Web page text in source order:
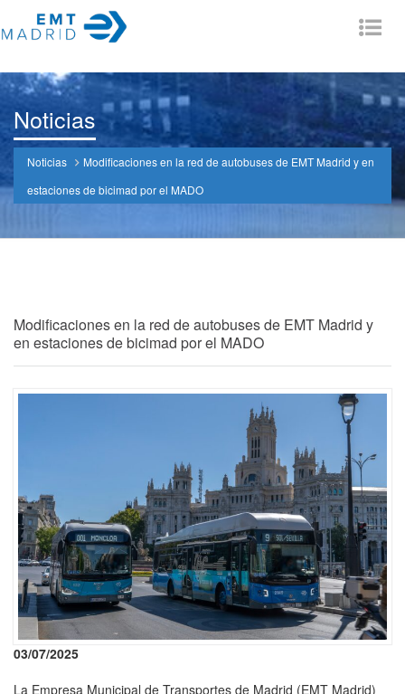
Noticias
Noticias
Modificaciones en la red de autobuses de EMT Madrid y en
estaciones de bicimad por el MADO
Modificaciones en la red de autobuses de EMT Madrid y
en estaciones de bicimad por el MADO
03/07/2025
La Empresa Municipal de Transportes de Madrid (EMT Madrid)